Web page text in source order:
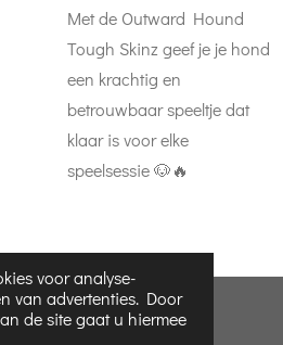
voor analyse-
van advertenties. Door
de site gaat u hiermee
Met de Outward Hound
Tough Skinz geef je je hond
een krachtig en
betrouwbaar speeltje dat
klaar is voor elke
speelsessie 🐶🔥